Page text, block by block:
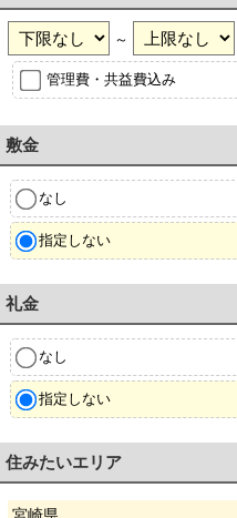
～
管理費・共益費込み
敷金
なし
指定しない
礼金
なし
指定しない
住みたいエリア